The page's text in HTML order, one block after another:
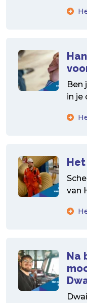
Ben
in je
Het
van
Na